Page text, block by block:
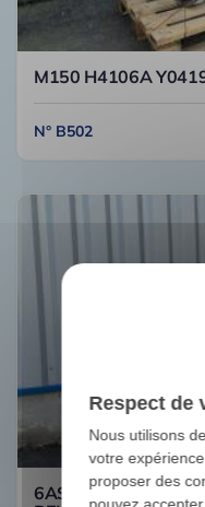
M150 H4106A
N° B502
6AS1000TO
Respect de
Nous utilisons
votre
proposer des